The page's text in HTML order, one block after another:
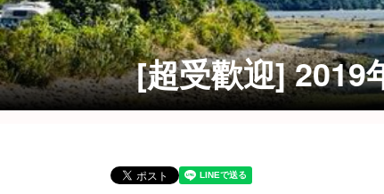
[超受歡迎] 2019